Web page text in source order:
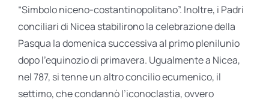
“Simbolo niceno-costantinopolitano”. Inoltre, i Padri
conciliari di Nicea stabilirono la celebrazione della
Pasqua la domenica successiva al primo plenilunio
dopo l’equinozio di primavera. Ugualmente a Nicea,
nel 787, si tenne un altro concilio ecumenico, il
settimo, che condannò l’iconoclastia, ovvero